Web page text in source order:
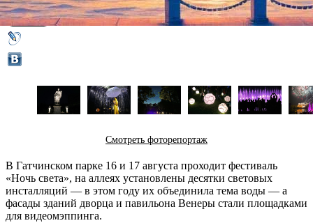
Смотреть фоторепортаж
В Гатчинском парке 16 и 17 августа проходит фестиваль
«Ночь света», на аллеях установлены десятки световых
инсталляций — в этом году их объединила тема воды — а
фасады зданий дворца и павильона Венеры стали площадками
для видеомэппинга.